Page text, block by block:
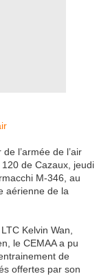
l’armée de l’air
de Cazaux, jeudi
M-346, au
aérienne de la
Kelvin Wan,
le CEMAA a pu
de
offertes par son